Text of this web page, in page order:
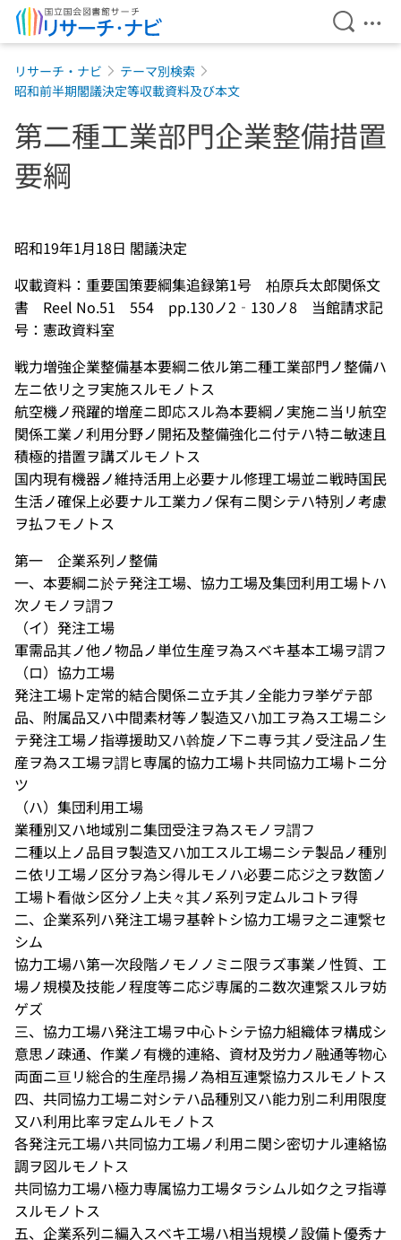
検索を
メ
リサーチ・ナビ
テーマ別検索
昭和前半期閣議決定等収載資料及び本文
第二種工業部門企業整備措置
要綱
昭和19年1月18日 閣議決定
収載資料：重要国策要綱集追録第1号 柏原兵太郎関係文
書 Reel No.51 554 pp.130ノ2‐130ノ8 当館請求記
号：憲政資料室
戦力増強企業整備基本要綱ニ依ル第二種工業部門ノ整備ハ
左ニ依リ之ヲ実施スルモノトス
航空機ノ飛躍的増産ニ即応スル為本要綱ノ実施ニ当リ航空
関係工業ノ利用分野ノ開拓及整備強化ニ付テハ特ニ敏速且
積極的措置ヲ講ズルモノトス
国内現有機器ノ維持活用上必要ナル修理工場並ニ戦時国民
生活ノ確保上必要ナル工業力ノ保有ニ関シテハ特別ノ考慮
ヲ払フモノトス
第一 企業系列ノ整備
一、本要綱ニ於テ発注工場、協力工場及集団利用工場トハ
次ノモノヲ謂フ
（イ）発注工場
軍需品其ノ他ノ物品ノ単位生産ヲ為スベキ基本工場ヲ謂フ
（ロ）協力工場
発注工場ト定常的結合関係ニ立チ其ノ全能力ヲ挙ゲテ部
品、附属品又ハ中間素材等ノ製造又ハ加工ヲ為ス工場ニシ
テ発注工場ノ指導援助又ハ斡旋ノ下ニ専ラ其ノ受注品ノ生
産ヲ為ス工場ヲ謂ヒ専属的協力工場ト共同協力工場トニ分
ツ
（ハ）集団利用工場
業種別又ハ地域別ニ集団受注ヲ為スモノヲ謂フ
二種以上ノ品目ヲ製造又ハ加工スル工場ニシテ製品ノ種別
ニ依リ工場ノ区分ヲ為シ得ルモノハ必要ニ応ジ之ヲ数箇ノ
工場ト看做シ区分ノ上夫々其ノ系列ヲ定ムルコトヲ得
二、企業系列ハ発注工場ヲ基幹トシ協力工場ヲ之ニ連繋セ
シム
協力工場ハ第一次段階ノモノノミニ限ラズ事業ノ性質、工
場ノ規模及技能ノ程度等ニ応ジ専属的ニ数次連繋スルヲ妨
ゲズ
三、協力工場ハ発注工場ヲ中心トシテ協力組織体ヲ構成シ
意思ノ疎通、作業ノ有機的連絡、資材及労力ノ融通等物心
両面ニ亘リ総合的生産昂揚ノ為相互連繋協力スルモノトス
四、共同協力工場ニ対シテハ品種別又ハ能力別ニ利用限度
又ハ利用比率ヲ定ムルモノトス
各発注元工場ハ共同協力工場ノ利用ニ関シ密切ナル連絡協
調ヲ図ルモノトス
共同協力工場ハ極力専属協力工場タラシムル如ク之ヲ指導
スルモノトス
五、企業系列ニ編入スベキ工場ハ相当規模ノ設備ト優秀ナ